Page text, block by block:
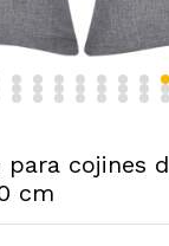
para cojines
cm